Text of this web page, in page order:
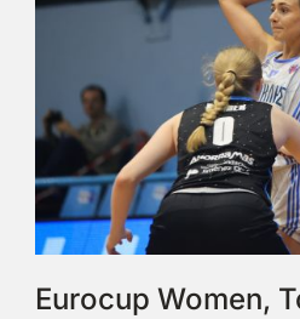
Eurocup Women,